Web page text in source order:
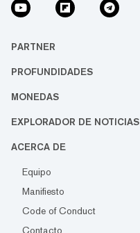
PARTNER
PROFUNDIDADES
MONEDAS
EXPLORADOR DE NOTICIAS
ACERCA DE
Equipo
Manifiesto
Code of Conduct
Contacto